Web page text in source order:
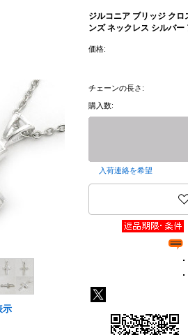
示
ジルコニア ブリッジ ク
ンズ ネックレス シルバ
価格:
チェーンの長さ:
購入数:
入荷連絡を希望